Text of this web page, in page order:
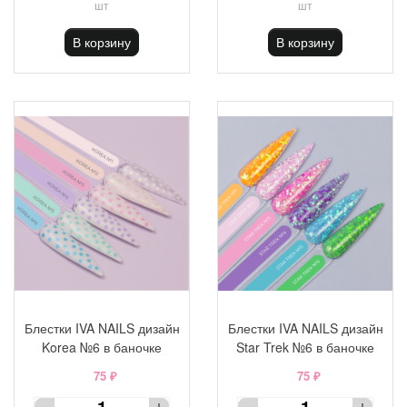
шт
В корзину
шт
В корзину
Блестки IVA NAILS дизайн
Korea №6 в баночке
75 ₽
Блестки IVA NAILS дизайн
Star Trek №6 в баночке
75 ₽